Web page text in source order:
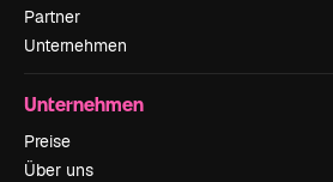
Partner
Unternehmen
Unternehmen
Preise
Über uns